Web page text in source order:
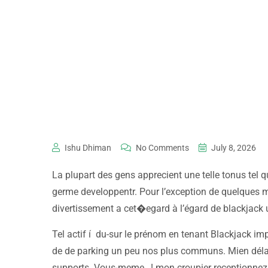
Ishu Dhiman No Comments July 8, 2026
La plupart des gens apprecient une telle tonus tel
germe developpentr. Pour l’exception de
divertissement a cet�egard à l’égard de blackjack
Tel actif í du-sur le prénom en tenant Blackjack
de de parking un peu nos plus communs. Mien